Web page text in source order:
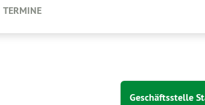
TERMINE
Geschäftsstelle